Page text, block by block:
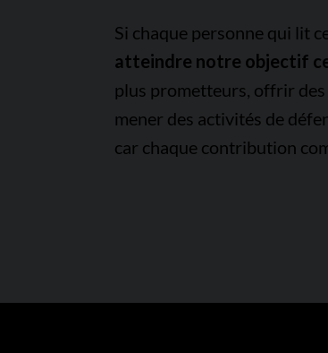
Si chaque personne qui lit
atteindre notre objectif
plus prometteurs, offrir
mener des activités de
car chaque contribution